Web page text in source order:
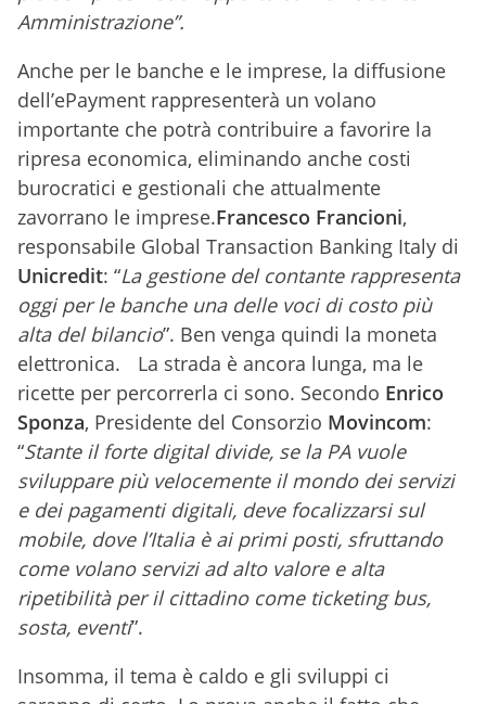
Amministrazione”.
Anche per le banche e le imprese, la diffusione
dell’ePayment rappresenterà un volano
importante che potrà contribuire a favorire la
ripresa economica, eliminando anche costi
burocratici e gestionali che attualmente
zavorrano le imprese.Francesco Francioni,
responsabile Global Transaction Banking Italy di
Unicredit: “La gestione del contante rappresenta
oggi per le banche una delle voci di costo più
alta del bilancio”. Ben venga quindi la moneta
elettronica. La strada è ancora lunga, ma le
ricette per percorrerla ci sono. Secondo Enrico
Sponza, Presidente del Consorzio Movincom:
“Stante il forte digital divide, se la PA vuole
sviluppare più velocemente il mondo dei servizi
e dei pagamenti digitali, deve focalizzarsi sul
mobile, dove l’Italia è ai primi posti, sfruttando
come volano servizi ad alto valore e alta
ripetibilità per il cittadino come ticketing bus,
sosta, eventi”.
Insomma, il tema è caldo e gli sviluppi ci